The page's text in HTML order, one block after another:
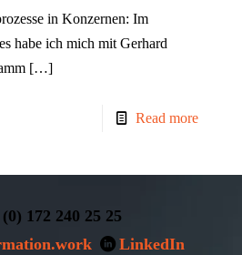
in Konzernen: Im
habe ich mich mit Gerhard
[…]
Read more
172 240 25 25
LinkedIn